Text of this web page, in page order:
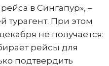
в Сингапур», –
турагент. При этом
не получается:
рейсы для
подтвердить